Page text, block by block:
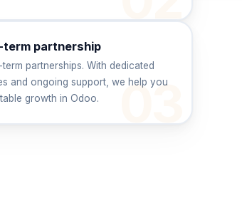
term partnership
partnerships. With dedicated
and ongoing support, we help you
growth in Odoo.